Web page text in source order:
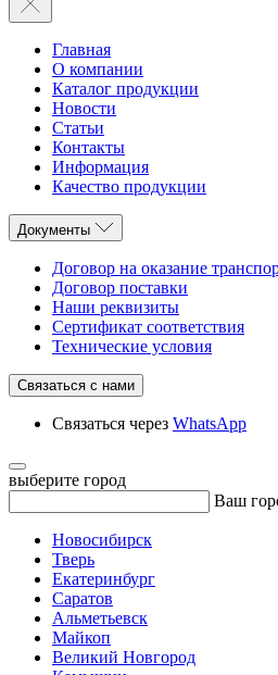
Главная
О компании
Каталог продукции
Новости
Статьи
Контакты
Информация
Качество продукции
Документы
Договор на оказание
Договор поставки
Наши реквизиты
Сертификат соответствия
Технические условия
Связаться с нами
Связаться через WhatsApp
выберите город
Ваш
Новосибирск
Тверь
Екатеринбург
Саратов
Альметьевск
Майкоп
Великий Новгород